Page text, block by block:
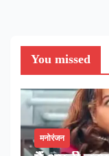
You missed
मनोरंजन